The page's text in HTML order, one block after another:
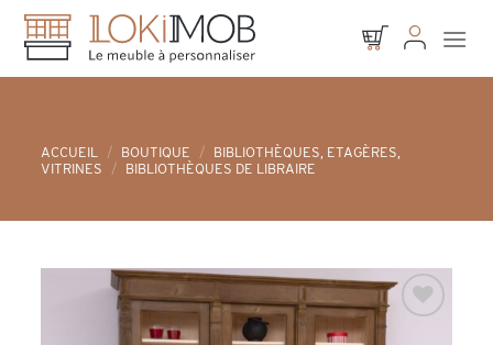
Skip
content
ACCUEIL / BOUTIQUE /
BIBLIOTHÈQUES, ETAGÈRES,
VITRINES
/ BIBLIOTHÈQUES DE LIBRAIRE